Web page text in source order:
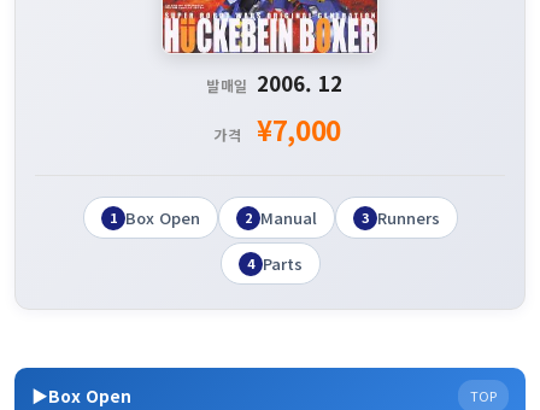
발매일 2006. 12
가격 ¥7,000
1 Box Open 2 Manual 3 Runners
4 Parts
▶Box Open TOP